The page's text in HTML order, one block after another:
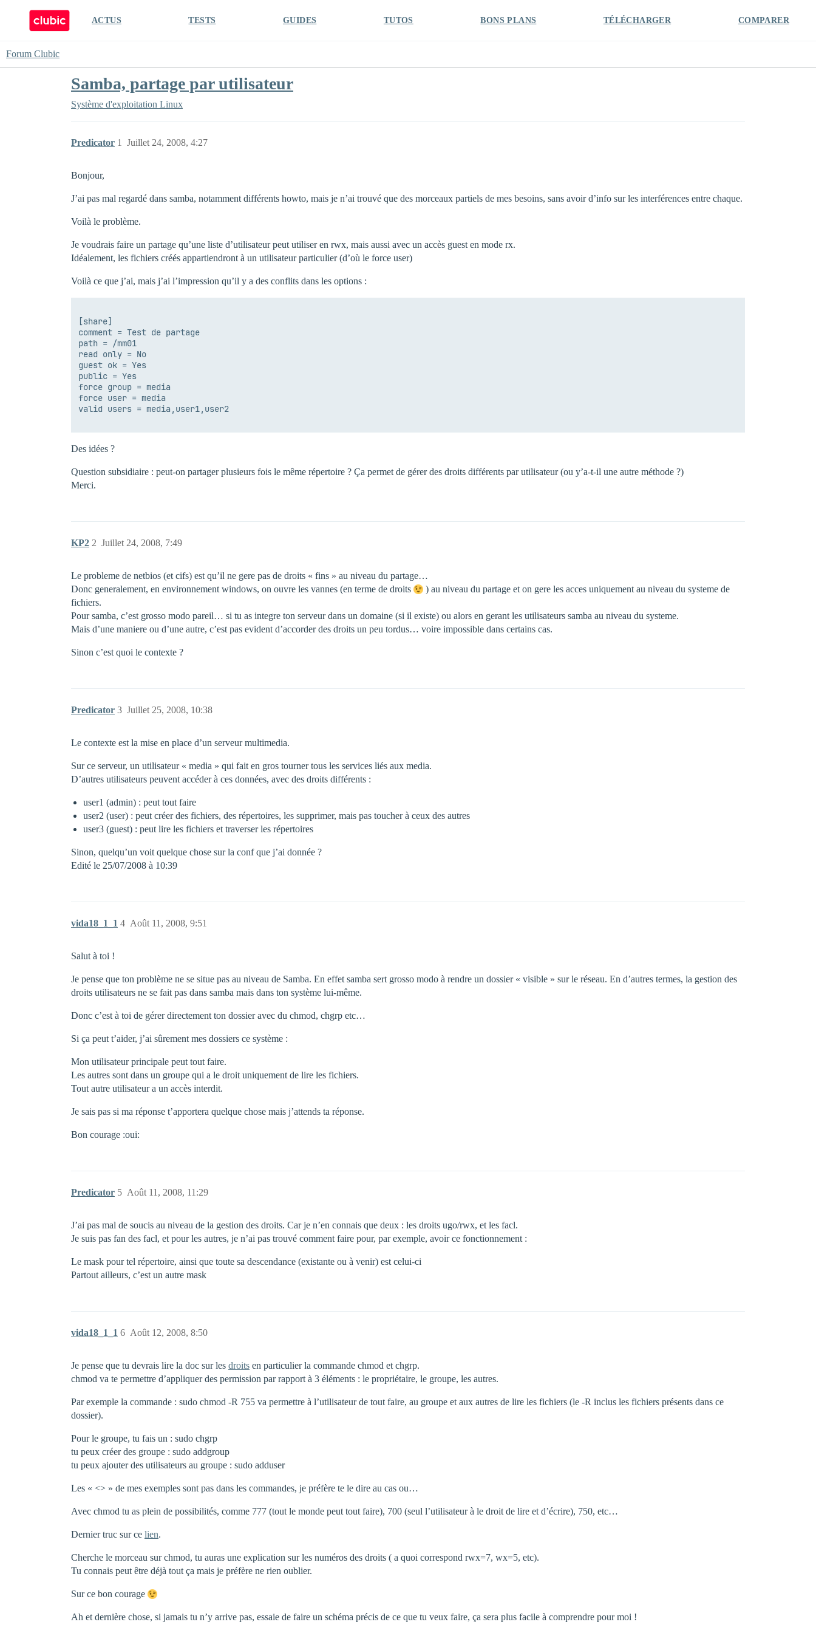
ACTUS TESTS GUIDES TUTOS BONS PLANS TÉLÉCHARGER COMPARER
Forum Clubic
Samba, partage par utilisateur
Système d'exploitation Linux
Predicator Juillet 24, 2008, 4:27
1
Bonjour,
J’ai pas mal regardé dans samba, notamment différents howto, mais je n’ai trouvé que des morceaux partiels de mes besoins, sans avoir d’info sur les interférences entre chaque.
Voilà le problème.
Je voudrais faire un partage qu’une liste d’utilisateur peut utiliser en rwx, mais aussi avec un accès guest en mode rx.
Idéalement, les fichiers créés appartiendront à un utilisateur particulier (d’où le force user)
Voilà ce que j’ai, mais j’ai l’impression qu’il y a des conflits dans les options :
[share]
comment = Test de partage
path = /mm01
read only = No
guest ok = Yes
public = Yes
force group = media
force user = media
valid users = media,user1,user2
Des idées ?
Question subsidiaire : peut-on partager plusieurs fois le même répertoire ? Ça permet de gérer des droits différents par utilisateur (ou y’a-t-il une autre méthode ?)
Merci.
KP2 Juillet 24, 2008, 7:49
2
Le probleme de netbios (et cifs) est qu’il ne gere pas de droits « fins » au niveau du partage…
Donc generalement, en environnement windows, on ouvre les vannes (en terme de droits
) au niveau du partage et on gere les acces uniquement au niveau du systeme de
fichiers.
Pour samba, c’est grosso modo pareil… si tu as integre ton serveur dans un domaine (si il existe) ou alors en gerant les utilisateurs samba au niveau du systeme.
Mais d’une maniere ou d’une autre, c’est pas evident d’accorder des droits un peu tordus… voire impossible dans certains cas.
Sinon c’est quoi le contexte ?
Predicator Juillet 25, 2008, 10:38
3
Le contexte est la mise en place d’un serveur multimedia.
Sur ce serveur, un utilisateur « media » qui fait en gros tourner tous les services liés aux media.
D’autres utilisateurs peuvent accéder à ces données, avec des droits différents :
user1 (admin) : peut tout faire
user2 (user) : peut créer des fichiers, des répertoires, les supprimer, mais pas toucher à ceux des autres
user3 (guest) : peut lire les fichiers et traverser les répertoires
Sinon, quelqu’un voit quelque chose sur la conf que j’ai donnée ?
Edité le 25/07/2008 à 10:39
vida18_1_1 Août 11, 2008, 9:51
4
Salut à toi !
Je pense que ton problème ne se situe pas au niveau de Samba. En effet samba sert grosso modo à rendre un dossier « visible » sur le réseau. En d’autres termes, la gestion des
droits utilisateurs ne se fait pas dans samba mais dans ton système lui-même.
Donc c’est à toi de gérer directement ton dossier avec du chmod, chgrp etc…
Si ça peut t’aider, j’ai sûrement mes dossiers ce système :
Mon utilisateur principale peut tout faire.
Les autres sont dans un groupe qui a le droit uniquement de lire les fichiers.
Tout autre utilisateur a un accès interdit.
Je sais pas si ma réponse t’apportera quelque chose mais j’attends ta réponse.
Bon courage :oui:
Predicator Août 11, 2008, 11:29
5
J’ai pas mal de soucis au niveau de la gestion des droits. Car je n’en connais que deux : les droits ugo/rwx, et les facl.
Je suis pas fan des facl, et pour les autres, je n’ai pas trouvé comment faire pour, par exemple, avoir ce fonctionnement :
Le mask pour tel répertoire, ainsi que toute sa descendance (existante ou à venir) est celui-ci
Partout ailleurs, c’est un autre mask
vida18_1_1 Août 12, 2008, 8:50
6
Je pense que tu devrais lire la doc sur les droits en particulier la commande chmod et chgrp.
chmod va te permettre d’appliquer des permission par rapport à 3 éléments : le propriétaire, le groupe, les autres.
Par exemple la commande : sudo chmod -R 755 va permettre à l’utilisateur de tout faire, au groupe et aux autres de lire les fichiers (le -R inclus les fichiers présents dans ce
dossier).
Pour le groupe, tu fais un : sudo chgrp
tu peux créer des groupe : sudo addgroup
tu peux ajouter des utilisateurs au groupe : sudo adduser
Les « <> » de mes exemples sont pas dans les commandes, je préfère te le dire au cas ou…
Avec chmod tu as plein de possibilités, comme 777 (tout le monde peut tout faire), 700 (seul l’utilisateur à le droit de lire et d’écrire), 750, etc…
Dernier truc sur ce lien.
Cherche le morceau sur chmod, tu auras une explication sur les numéros des droits ( a quoi correspond rwx=7, wx=5, etc).
Tu connais peut être déjà tout ça mais je préfère ne rien oublier.
Sur ce bon courage
Ah et dernière chose, si jamais tu n’y arrive pas, essaie de faire un schéma précis de ce que tu veux faire, ça sera plus facile à comprendre pour moi !